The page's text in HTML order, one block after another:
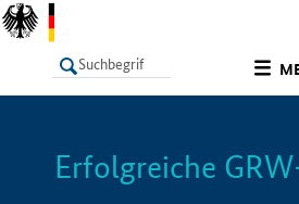
LISTE
Erfolgreiche